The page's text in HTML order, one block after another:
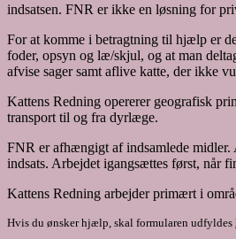
indsatsen. FNR er ikke en løsning for
For at komme i betragtning til hjælp er
foder, opsyn og læ/skjul, og at man
afvise sager samt aflive katte, der ikke
Kattens Redning opererer geografisk
transport til og fra dyrlæge.
FNR er afhængigt af indsamlede midler.
indsats. Arbejdet igangsættes først, når
Kattens Redning arbejder primært i
Hvis du ønsker hjælp, skal formularen udfyldes